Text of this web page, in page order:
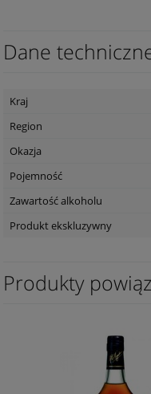
Dane
Kraj
Region
Okazja
Pojemność
Zawartość alkoholu
Produkt ekskluzywny
Produkty